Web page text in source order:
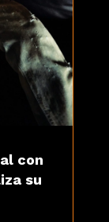
con
su